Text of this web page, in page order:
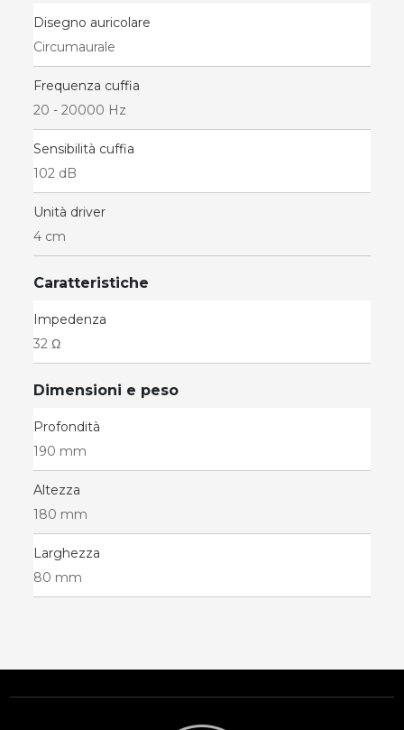
Disegno auricolare
Circumaurale
Frequenza cuffia
20 - 20000 Hz
Sensibilità cuffia
102 dB
Unità driver
4 cm
Caratteristiche
Impedenza
32 Ω
Dimensioni e peso
Profondità
190 mm
Altezza
180 mm
Larghezza
80 mm